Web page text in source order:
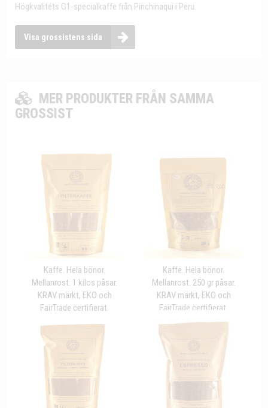
Högkvalitéts G1-specialkaffe från Pinchinaqui i Peru.
Visa grossistens sida
MER PRODUKTER FRÅN SAMMA
GROSSIST
Kaffe. Hela bönor.
Mellanrost. 1 kilos påsar.
KRAV märkt, EKO och
FairTrade certifierat.
Kaffe. Hela bönor.
Mellanrost. 250 gr påsar.
KRAV märkt, EKO och
FairTrade certifierat.